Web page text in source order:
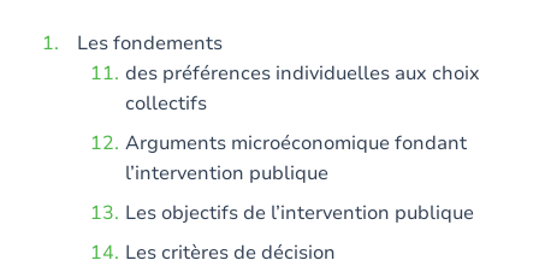
Les fondements
des préférences individuelles aux choix
collectifs
Arguments microéconomique fondant
l’intervention publique
Les objectifs de l’intervention publique
Les critères de décision